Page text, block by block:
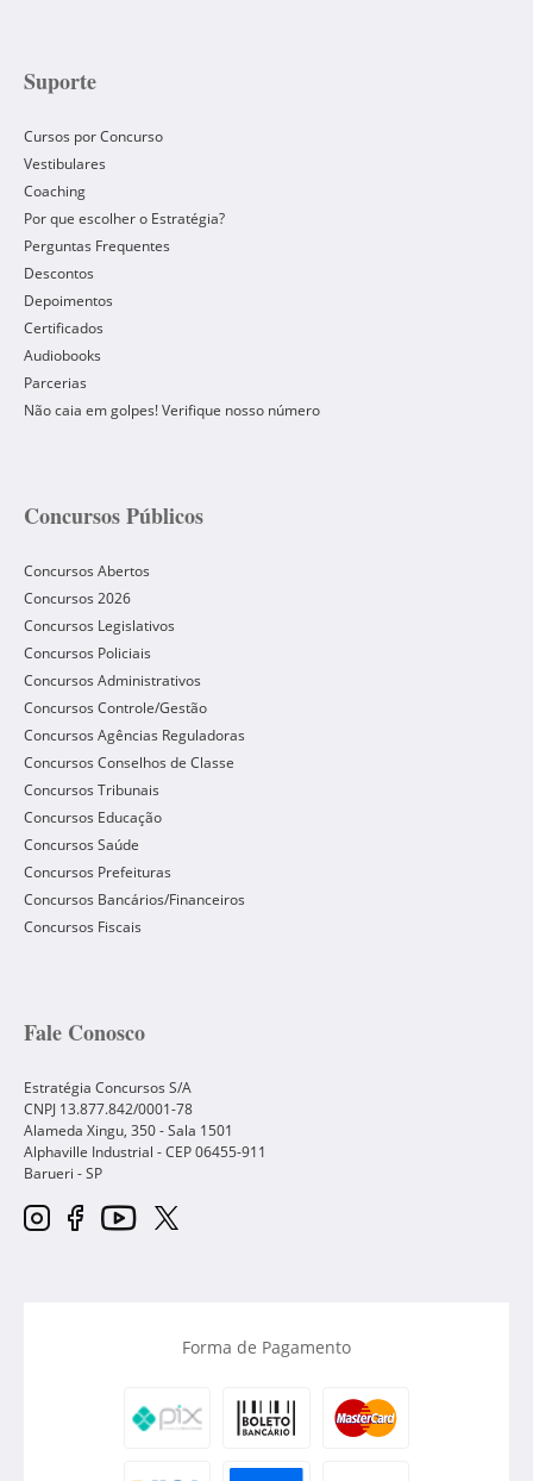
Suporte
Cursos por Concurso
Vestibulares
Coaching
Por que escolher o Estratégia?
Perguntas Frequentes
Descontos
Depoimentos
Certificados
Audiobooks
Parcerias
Não caia em golpes! Verifique nosso número
Concursos Públicos
Concursos Abertos
Concursos 2026
Concursos Legislativos
Concursos Policiais
Concursos Administrativos
Concursos Controle/Gestão
Concursos Agências Reguladoras
Concursos Conselhos de Classe
Concursos Tribunais
Concursos Educação
Concursos Saúde
Concursos Prefeituras
Concursos Bancários/Financeiros
Concursos Fiscais
Fale Conosco
Estratégia Concursos S/A
CNPJ 13.877.842/0001-78
Alameda Xingu, 350 - Sala 1501
Alphaville Industrial - CEP06455-911
Barueri -SP
Forma de Pagamento